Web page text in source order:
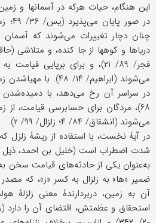
این ‌هنگام، حیات هرکه در آسمانها و
چنان دچار تغییرات می‌شوند که آسمان
فجر/ ۸۹/ ۲۱)، و برای برپایی
می‌شوند (ابراهیم/ ۱۴/
۶۸)، مردگان برای حسابرسی قیامت، از
می‌شوند (انشقاق/ ۸۴/ ۴؛ زلزال/ ۹۹/ ۲).
در آیۀ نخست، با استفاده از ریشۀ
به‌عنوان یکی از حادثه‌های قیامت سخن
ضمیر «ها» به زلزال به کسر «ز»، که
آن به زمین، دربردارندۀ معنی زلزلۀ